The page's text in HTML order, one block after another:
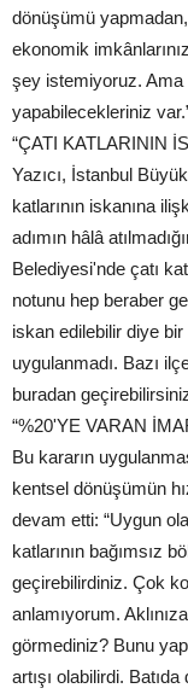
dönüşümü
ekonomik
şey istemiyoruz. Ama
yapabilecekleriniz
“ÇATI KATLARININ
Yazıcı, İstanbul
katlarının iskanına
adımın hâlâ
Belediyesi'nde çatı
notunu hep beraber
iskan edilebilir diye
uygulanmadı. Bazı
buradan
“%20'YE VARAN
Bu kararın
kentsel dönüşümün
devam etti: “Uygun
katlarının bağımsız
geçirebilirdiniz. Çok
anlamıyorum.
görmediniz? Bunu
artışı olabilirdi.